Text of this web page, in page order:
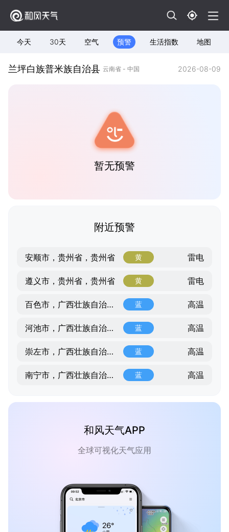
今天 30天 空气 预警 生活指数 地图
兰坪白族普米族自治县 云南省 - 中国 2026-08-09
暂无预警
附近预警
安顺市，贵州省，贵州省 黄 雷电
遵义市，贵州省，贵州省 黄 雷电
百色市，广西壮族自治区，广西壮族自治区 蓝 高温
河池市，广西壮族自治区，广西壮族自治区 蓝 高温
崇左市，广西壮族自治区，广西壮族自治区 蓝 高温
南宁市，广西壮族自治区，广西壮族自治区 蓝 高温
和风天气APP
全球可视化天气应用